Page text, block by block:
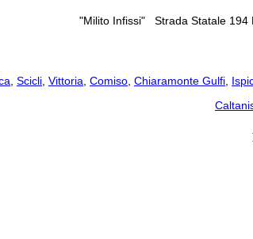
"Milito Infissi" Strada Statale
Scicli Vittoria Comiso Chiaramonte Gulfi